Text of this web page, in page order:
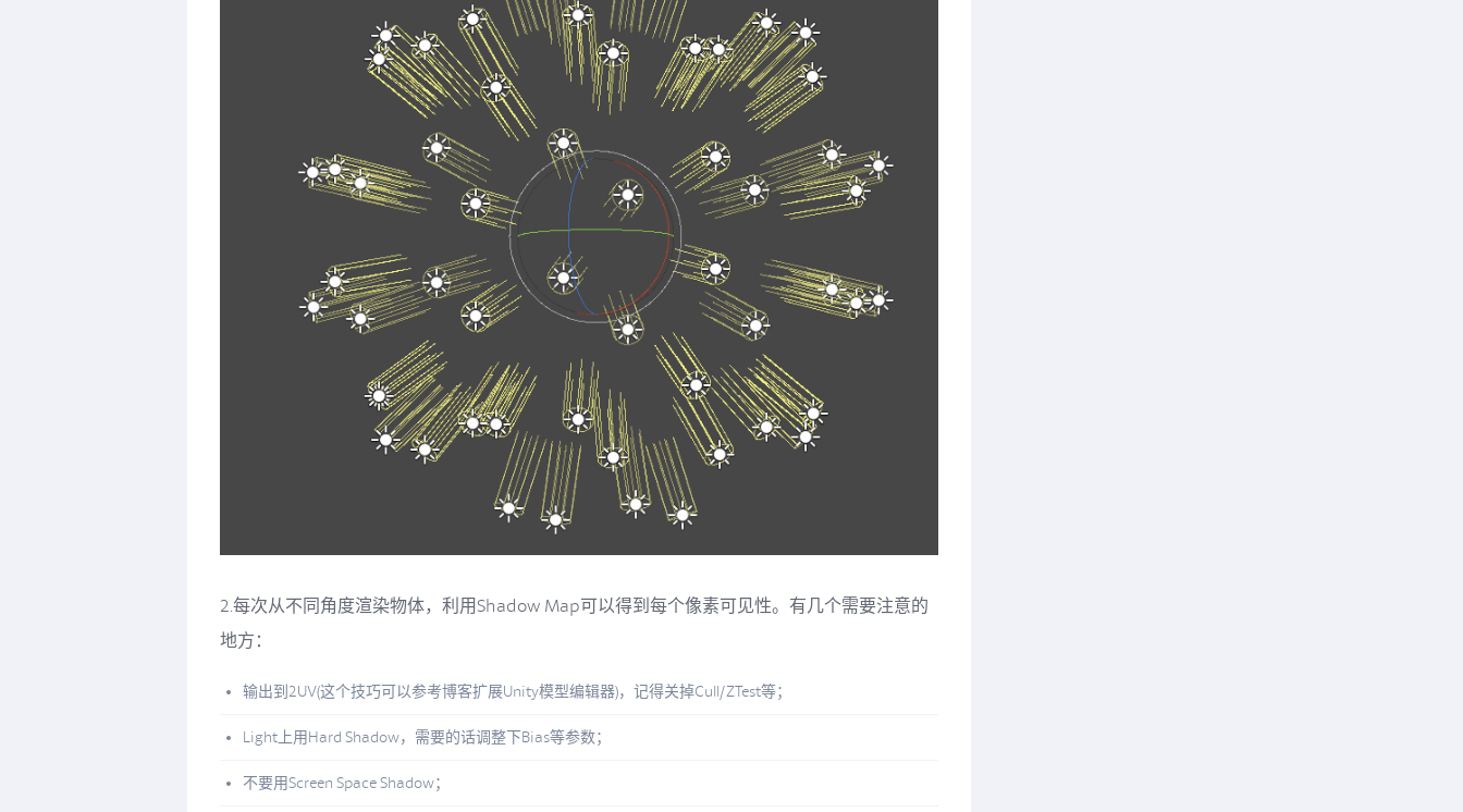
2.每次从不同角度渲染物体，利用Shadow Map可以得到每个像素可见性。有几个需要注意的
地方：
输出到2UV(这个技巧可以参考博客扩展Unity模型编辑器)，记得关掉Cull/ZTest等；
Light上用Hard Shadow，需要的话调整下Bias等参数；
不要用Screen Space Shadow；